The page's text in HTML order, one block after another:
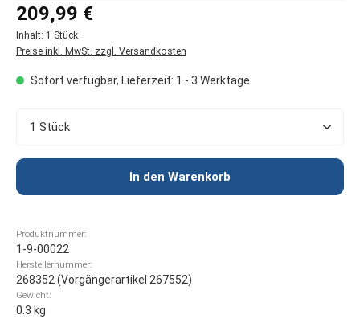
Regulärer Preis:
209,99 €
Inhalt: 1 Stück
Preise inkl. MwSt. zzgl. Versandkosten
Sofort verfügbar, Lieferzeit: 1 - 3 Werktage
Produkt Anzahl: Gib den gewünschten Wert ein
In den Warenkorb
Produktnummer:
1-9-00022
Herstellernummer:
268352 (Vorgängerartikel 267552)
Gewicht:
0.3 kg